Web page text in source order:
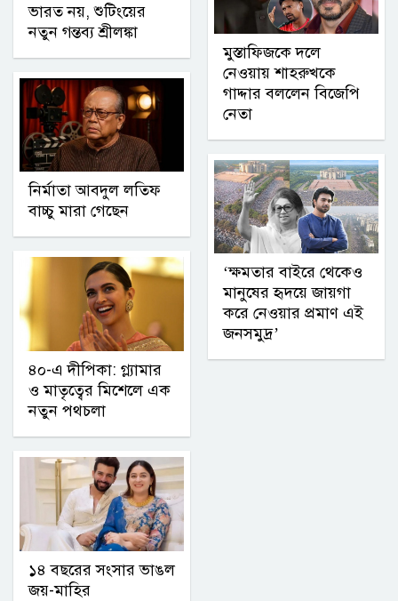
ভারত নয়, শুটিংয়ের
নতুন গন্তব্য শ্রীলঙ্কা
নির্মাতা আবদুল লতিফ
বাচ্চু মারা গেছেন
৪০-এ দীপিকা: গ্ল্যামার
ও মাতৃত্বের মিশেলে এক
নতুন পথচলা
১৪ বছরের সংসার ভাঙল
জয়-মাহির
মুস্তাফিজকে দলে
নেওয়ায় শাহরুখকে
গাদ্দার বললেন বিজেপি
নেতা
‘ক্ষমতার বাইরে থেকেও
মানুষের হৃদয়ে জায়গা
করে নেওয়ার প্রমাণ এই
জনসমুদ্র’